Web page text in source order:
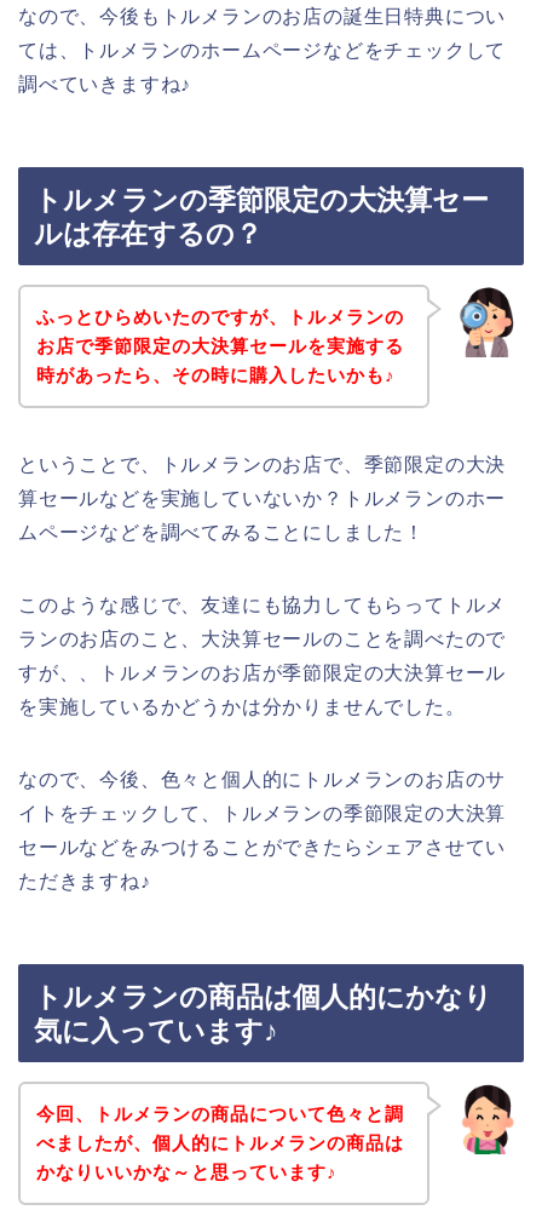
なので、今後もトルメランのお店の誕生日特典につい
ては、トルメランのホームページなどをチェックして
調べていきますね♪
トルメランの季節限定の大決算セー
ルは存在するの？
ふっとひらめいたのですが、トルメランの
お店で季節限定の大決算セールを実施する
時があったら、その時に購入したいかも♪
ということで、トルメランのお店で、季節限定の大決
算セールなどを実施していないか？トルメランのホー
ムページなどを調べてみることにしました！
このような感じで、友達にも協力してもらってトルメ
ランのお店のこと、大決算セールのことを調べたので
すが、、トルメランのお店が季節限定の大決算セール
を実施しているかどうかは分かりませんでした。
なので、今後、色々と個人的にトルメランのお店のサ
イトをチェックして、トルメランの季節限定の大決算
セールなどをみつけることができたらシェアさせてい
ただきますね♪
トルメランの商品は個人的にかなり
気に入っています♪
今回、トルメランの商品について色々と調
べましたが、個人的にトルメランの商品は
かなりいいかな～と思っています♪